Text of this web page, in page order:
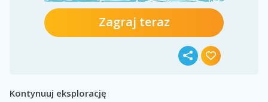
Zagraj teraz
Kontynuuj eksplorację